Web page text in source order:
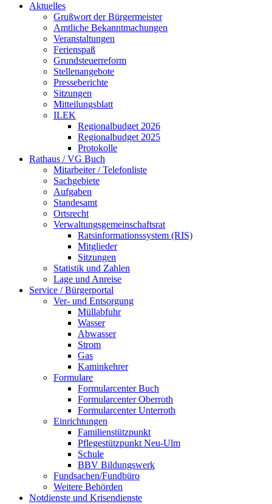
Aktuelles
Grußwort der Bürgermeister
Amtliche Bekanntmachungen
Veranstaltungen
Ferienspaß
Grundsteuerreform
Stellenangebote
Presseberichte
Sitzungen
Mitteilungsblatt
ILEK
Regionalbudget 2026
Regionalbudget 2025
Protokolle
Rathaus / VG Buch
Mitarbeiter / Telefonliste
Sachgebiete
Aufgaben
Standesamt
Ortsrecht
Verwaltungsgemeinschaftsrat
Ratsinformationssystem (RIS)
Mitglieder
Sitzungen
Statistik und Zahlen
Lage und Anreise
Service / Bürgerportal
Ver- und Entsorgung
Müllabfuhr
Wasser
Abwasser
Strom
Gas
Kaminkehrer
Formulare
Formularcenter Buch
Formularcenter Oberroth
Formularcenter Unterroth
Einrichtungen
Familienstützpunkt
Pflegestützpunkt Neu-Ulm
Schule
BBV Bildungswerk
Fundsachen/Fundbüro
Weitere Behörden
Notdienste und Krisendienste